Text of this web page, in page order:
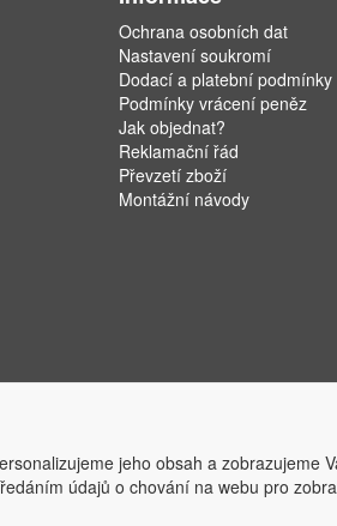
Ochrana osobních dat
Nastavení soukromí
Dodací a platební podmínky
Podmínky vrácení peněz
Jak objednat?
Reklamační řád
Převzetí zboží
Montážní návody
jeho obsah a zobrazujeme
údajů o chování na webu pro